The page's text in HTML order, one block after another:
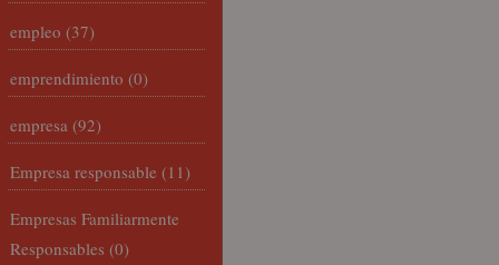
empleo (37)
emprendimiento (0)
empresa (92)
Empresa responsable (11)
Empresas Familiarmente
Responsables (0)